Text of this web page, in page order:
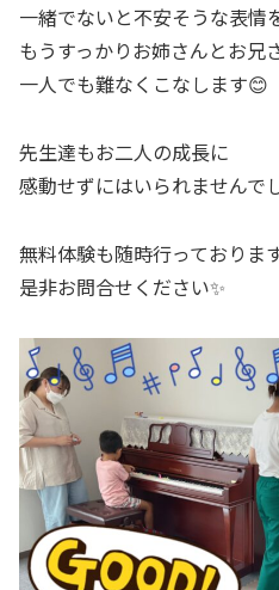
一緒でないと不安そうな表情
もうすっかりお姉さんとお兄
一人でも難なくこなします😊
先生達もお二人の成長に
感動せずにはいられませんで
無料体験も随時行っておりま
是非お問合せください✨